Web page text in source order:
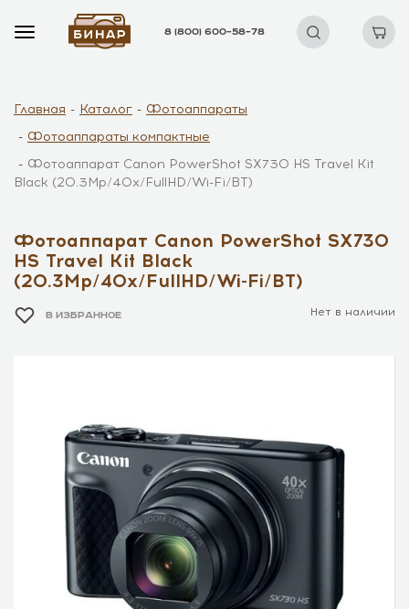
8 (800) 600–58–78
Главная Каталог
Фотоаппараты
Фотоаппараты компактные
Фотоаппарат Canon PowerShot SX730 HS Travel Kit
Black (20.3Mp/40x/FullHD/Wi-Fi/BT)
Фотоаппарат Canon PowerShot SX730
HS Travel Kit Black
(20.3Mp/40x/FullHD/Wi-Fi/BT)
В ИЗБРАННОЕ Нет в наличии